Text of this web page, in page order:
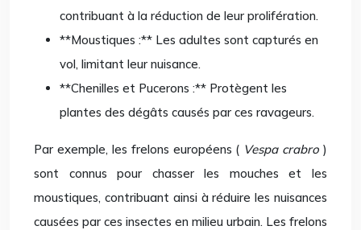
contribuant à la réduction de leur prolifération.
**Moustiques :** Les adultes sont capturés en
vol, limitant leur nuisance.
**Chenilles et Pucerons :** Protègent les
plantes des dégâts causés par ces ravageurs.
Par exemple, les frelons européens ( Vespa crabro )
sont connus pour chasser les mouches et les
moustiques, contribuant ainsi à réduire les nuisances
causées par ces insectes en milieu urbain. Les frelons